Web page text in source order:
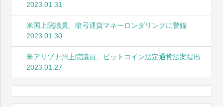
2023.01.31
米国上院議員、暗号通貨マネーロンダリングに警鐘
2023.01.30
米アリゾナ州上院議員、ビットコイン法定通貨法案提出
2023.01.27